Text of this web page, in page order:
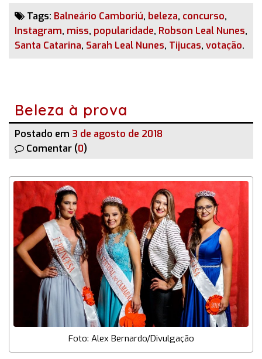
Tags: Balneário Camboriú, beleza, concurso,
Instagram, miss, popularidade, Robson Leal Nunes,
Santa Catarina, Sarah Leal Nunes, Tijucas, votação.
Beleza à prova
Postado em 3 de agosto de 2018
Comentar (0)
Foto: Alex Bernardo/Divulgação